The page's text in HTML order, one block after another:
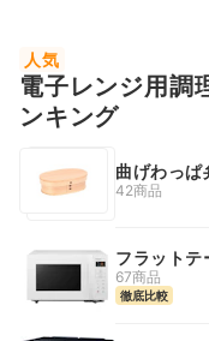
人気
電子レンジ用調
ンキング
曲げわっぱ
42商品
フラットテ
67商品
徹底比較